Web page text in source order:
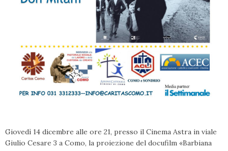
Giovedì 14 dicembre alle ore 21, presso il Cinema Astra in viale
Giulio Cesare 3 a Como, la proiezione del docufilm «Barbiana